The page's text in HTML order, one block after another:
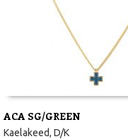
LISA KORVI
ACA SG/GREEN
Kaelakeed, D/K